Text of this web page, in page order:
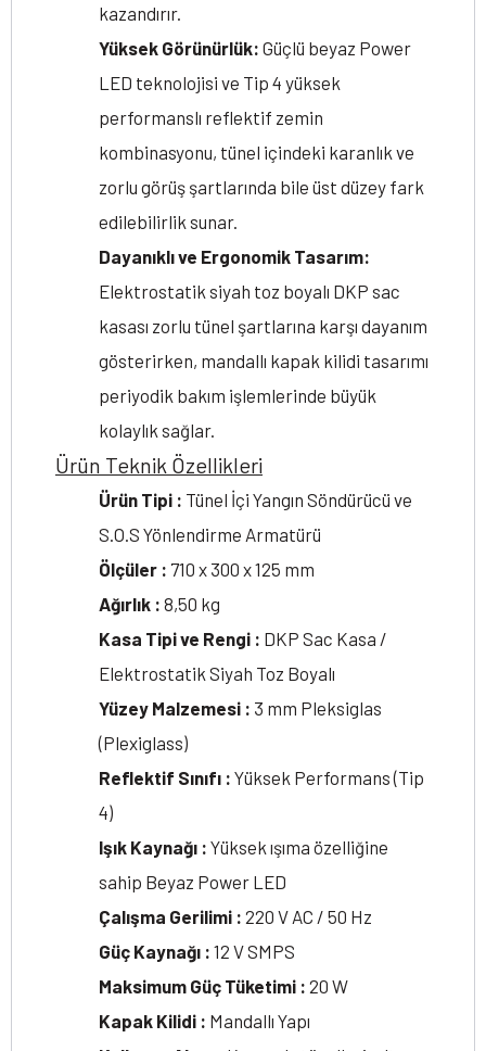
kazandırır.
Yüksek Görünürlük: Güçlü beyaz Power
LED teknolojisi ve Tip 4 yüksek
performanslı reflektif zemin
kombinasyonu, tünel içindeki karanlık ve
zorlu görüş şartlarında bile üst düzey fark
edilebilirlik sunar.
Dayanıklı ve Ergonomik Tasarım:
Elektrostatik siyah toz boyalı DKP sac
kasası zorlu tünel şartlarına karşı dayanım
gösterirken, mandallı kapak kilidi tasarımı
periyodik bakım işlemlerinde büyük
kolaylık sağlar.
Ürün Teknik Özellikleri
Ürün Tipi : Tünel İçi Yangın Söndürücü ve
S.O.S Yönlendirme Armatürü
Ölçüler : 710 x 300 x 125 mm
Ağırlık : 8,50 kg
Kasa Tipi ve Rengi : DKP Sac Kasa /
Elektrostatik Siyah Toz Boyalı
Yüzey Malzemesi : 3 mm Pleksiglas
(Plexiglass)
Reflektif Sınıfı : Yüksek Performans (Tip
4)
Işık Kaynağı : Yüksek ışıma özelliğine
sahip Beyaz Power LED
Çalışma Gerilimi : 220 V AC / 50 Hz
Güç Kaynağı : 12 V SMPS
Maksimum Güç Tüketimi : 20 W
Kapak Kilidi : Mandallı Yapı